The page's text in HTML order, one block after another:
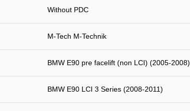
Without PDC
M-Tech M-Technik
BMW E90 pre facelift (non LCI) (2005-2008)
BMW E90 LCI 3 Series (2008-2011)